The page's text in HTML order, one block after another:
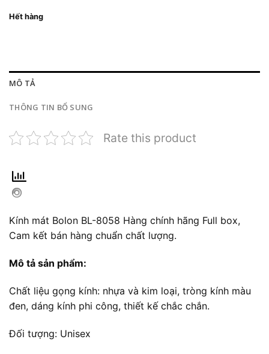
Hết hàng
MÔ TẢ
THÔNG TIN BỔ SUNG
Rate this product
Kính mát Bolon BL-8058 Hàng chính hãng Full box,
Cam kết bán hàng chuẩn chất lượng.
Mô tả sản phẩm:
Chất liệu gọng kính: nhựa và kim loại, tròng kính màu
đen, dáng kính phi công, thiết kế chắc chắn.
Đối tượng: Unisex